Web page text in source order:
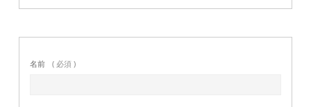
名前 ( 必須 )